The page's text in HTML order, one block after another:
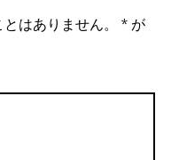
はありません。 *が